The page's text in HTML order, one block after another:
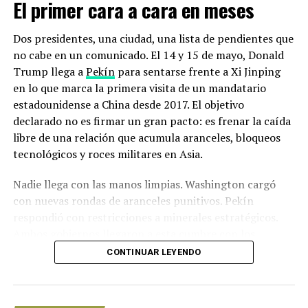
agrícolas y ganaderas se sumaron a una sequía
del propio cambio climático.
En el Pantanal, el humedal más grande del planeta, que
se extiende por Brasil, Paraguay y Bolivia, la sequía fue
de las más severas en casi medio siglo.
También los fuegos. Imágenes de árboles calcinados y de
caimanes, pájaros y serpientes carbonizados dieron la
devastada por las llamas entre enero y septiembre.
el segundo espacio vegetal de Sudamérica después de la
Amazonía.
El primer cara a cara en meses
Dos presidentes, una ciudad, una lista de pendientes que
no cabe en un comunicado. El 14 y 15 de mayo, Donald
Trump llega aPekínpara sentarse frente a Xi Jinping
en lo que marca la primera visita de un mandatario
estadounidense a China desde 2017. El objetivo
declarado no es firmar un gran pacto: es frenar la caída
libre de una relación que acumula aranceles, bloqueos
tecnológicos y roces militares en Asia.
Nadie llega con las manos limpias. Washington cargó
con nuevas rondas de aranceles punitivos. Pekín
equipos diplomáticos exhaustos y sin garantías de
CONTINUAR LEYENDO